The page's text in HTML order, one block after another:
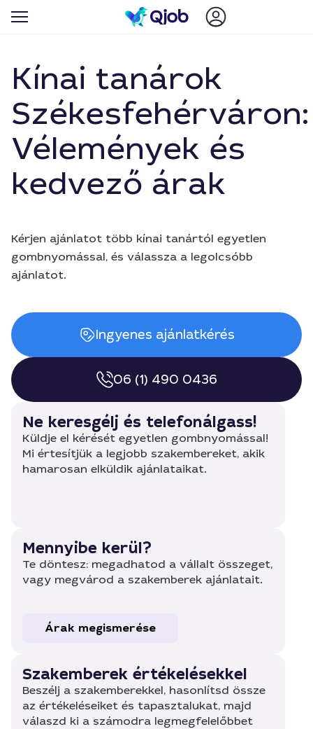
Kínai tanárok
Székesfehérváron:
Vélemények és
kedvező árak
Kérjen ajánlatot több kínai tanártól egyetlen
gombnyomással, és válassza a legolcsóbb
ajánlatot.
Ingyenes ajánlatkérés
06 (1) 490 0436
Ne keresgélj és telefonálgass!
Küldje el kérését egyetlen gombnyomással!
Mi értesítjük a legjobb szakembereket, akik
hamarosan elküldik ajánlataikat.
Mennyibe kerül?
Te döntesz: megadhatod a vállalt összeget,
vagy megvárod a szakemberek ajánlatait.
Árak megismerése
Szakemberek értékelésekkel
Beszélj a szakemberekkel, hasonlítsd össze
az értékeléseiket és tapasztalukat, majd
válaszd ki a számodra legmegfelelőbbet